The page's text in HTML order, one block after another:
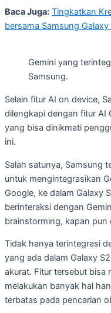
Baca Juga: Tingkatkan
bersama Samsung Galaxy
Gemini yang
Samsung.
Selain fitur AI on device,
dilengkapi dengan fitur AI
yang bisa dinikmati
ini.
Salah satunya, Samsung
untuk mengintegrasikan
Google, ke dalam Galaxy
berinteraksi dengan
brainstorming, kapan pun
Tidak hanya terintegrasi
yang ada dalam Galaxy
akurat. Fitur tersebut bisa
melakukan banyak hal
terbatas pada pencarian